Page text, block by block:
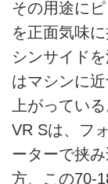
その用途に
を正面気味
シンサイド
はマシンに
上がってい
VR Sは、フ
ーターで挟
方、この70-